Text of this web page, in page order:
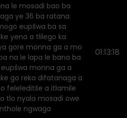
le mosadi bao ba
ye 36 ba ratana
eupšwa ba sa
yena a tlilego ka
gore monna ga a mo
na le lapa le bana ba
monna ga a
go reka difatanaga a
feleleditše a itlamile
tlo nyala mosadi owe
ngwaga
01:13:18